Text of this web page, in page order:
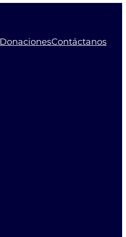
DonacionesContáctanos